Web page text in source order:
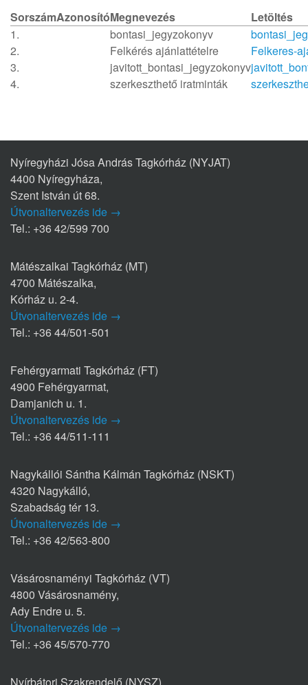
SorszámAzonosítóMegnevezés
Letöltés
1.
bontasi_jegyzokonyv
2.
Felkérés ajánlattételre
Felkeres-
3.
javitott_bontasi_jegyzokonyv
4.
szerkeszthető iratminták
Nyíregyházi Jósa András Tagkórház (NYJAT)
4400 Nyíregyháza,
Szent István út 68.
Útvonaltervezés ide →
Tel.: +36 42/599 700
Mátészalkai Tagkórház (MT)
4700 Mátészalka,
Kórház u. 2-4.
Útvonaltervezés ide →
Tel.: +36 44/501-501
Fehérgyarmati Tagkórház (FT)
4900 Fehérgyarmat,
Damjanich u. 1.
Útvonaltervezés ide →
Tel.: +36 44/511-111
Nagykállói Sántha Kálmán Tagkórház (NSKT)
4320 Nagykálló,
Szabadság tér 13.
Útvonaltervezés ide →
Tel.: +36 42/563-800
Vásárosnaményi Tagkórház (VT)
4800 Vásárosnamény,
Ady Endre u. 5.
Útvonaltervezés ide →
Tel.: +36 45/570-770